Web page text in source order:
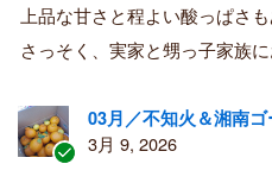
者
上品な甘さと程よい酸っぱさ
さっそく、実家と甥っ子家族に
03月／不知火＆湘南
3月 9, 2026